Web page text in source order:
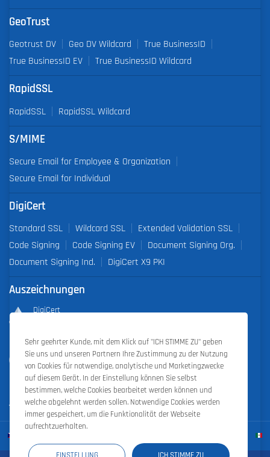
GeoTrust
Geotrust DV Geo DV Wildcard
True BusinessID
True BusinessID EV
True BusinessID Wildcard
RapidSSL
RapidSSL RapidSSL Wildcard
S/MIME
Secure Email for Employee & Organization
Secure Email for Individual
DigiCert
Standard SSL Wildcard SSL
Extended Validation SSL
Code Signing
Code Signing EV
Document Signing Org.
Document Signing Ind.
DigiCert X9 PKI
Auszeichnungen
DigiCert
Outstanding Sales Performance Award 2018, 2019, 2020, 2021,
2022
Sehr geehrter Kunde, mit dem Klick auf "ICH STIMME ZU" geben
Sie uns und unseren Partnern Ihre Zustimmung zu der Nutzung
von Cookies für notwendige, analytische und Marketingzwecke
auf diesem Gerät. In der Einstellung können Sie selbst
bestimmen, welche Cookies bearbeitet werden können und
welche abgelehnt werden sollen. Notwendige Cookies werden
immer gespeichert, um die Funktionalität der Webseite
aufrechtzuerhalten.